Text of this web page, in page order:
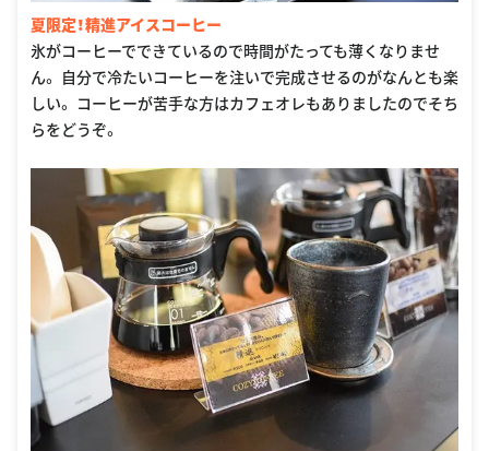
夏限定！精進アイスコーヒー
氷がコーヒーでできているので時間がたっても薄くなりませ
ん。 自分で冷たいコーヒーを注いで完成させるのがなんとも楽
しい。 コーヒーが苦手な方はカフェオレもありましたのでそち
らをどうぞ。